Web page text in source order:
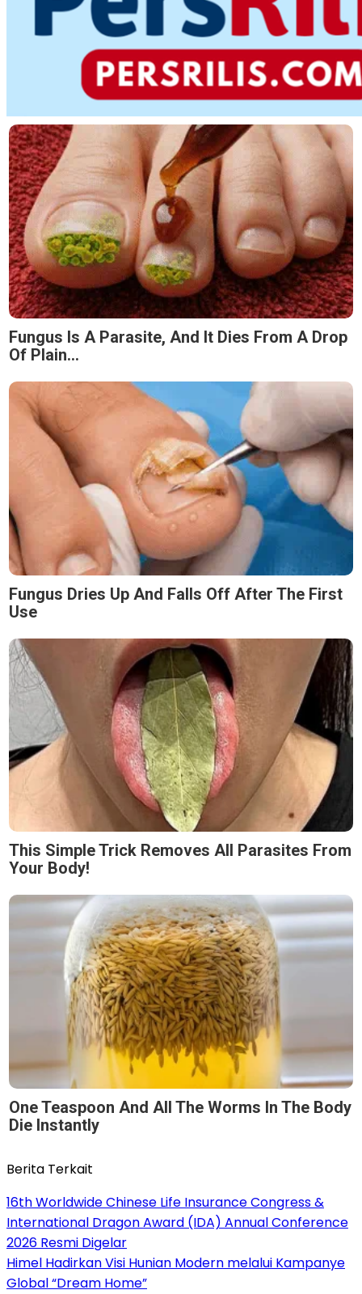
Fungus Is A Parasite, And It Dies From A Drop
Of Plain...
Fungus Dries Up And Falls Off After The First
Use
This Simple Trick Removes All Parasites From
Your Body!
One Teaspoon And All The Worms In The Body
Die Instantly
Berita Terkait
16th Worldwide Chinese Life Insurance Congress &
International Dragon Award (IDA) Annual Conference
2026 Resmi Digelar
Himel Hadirkan Visi Hunian Modern melalui Kampanye
Global “Dream Home”